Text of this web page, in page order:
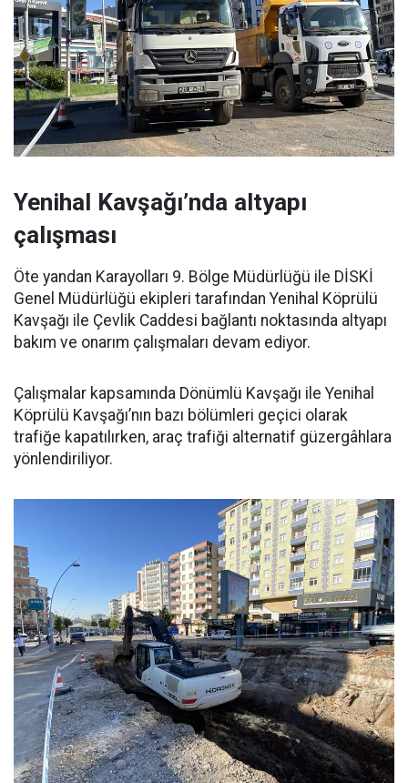
Yenihal Kavşağı’nda altyapı
çalışması
Öte yandan Karayolları 9. Bölge Müdürlüğü ile DİSKİ
Genel Müdürlüğü ekipleri tarafından Yenihal Köprülü
Kavşağı ile Çevlik Caddesi bağlantı noktasında altyapı
bakım ve onarım çalışmaları devam ediyor.
Çalışmalar kapsamında Dönümlü Kavşağı ile Yenihal
Köprülü Kavşağı’nın bazı bölümleri geçici olarak
trafiğe kapatılırken, araç trafiği alternatif güzergâhlara
yönlendiriliyor.